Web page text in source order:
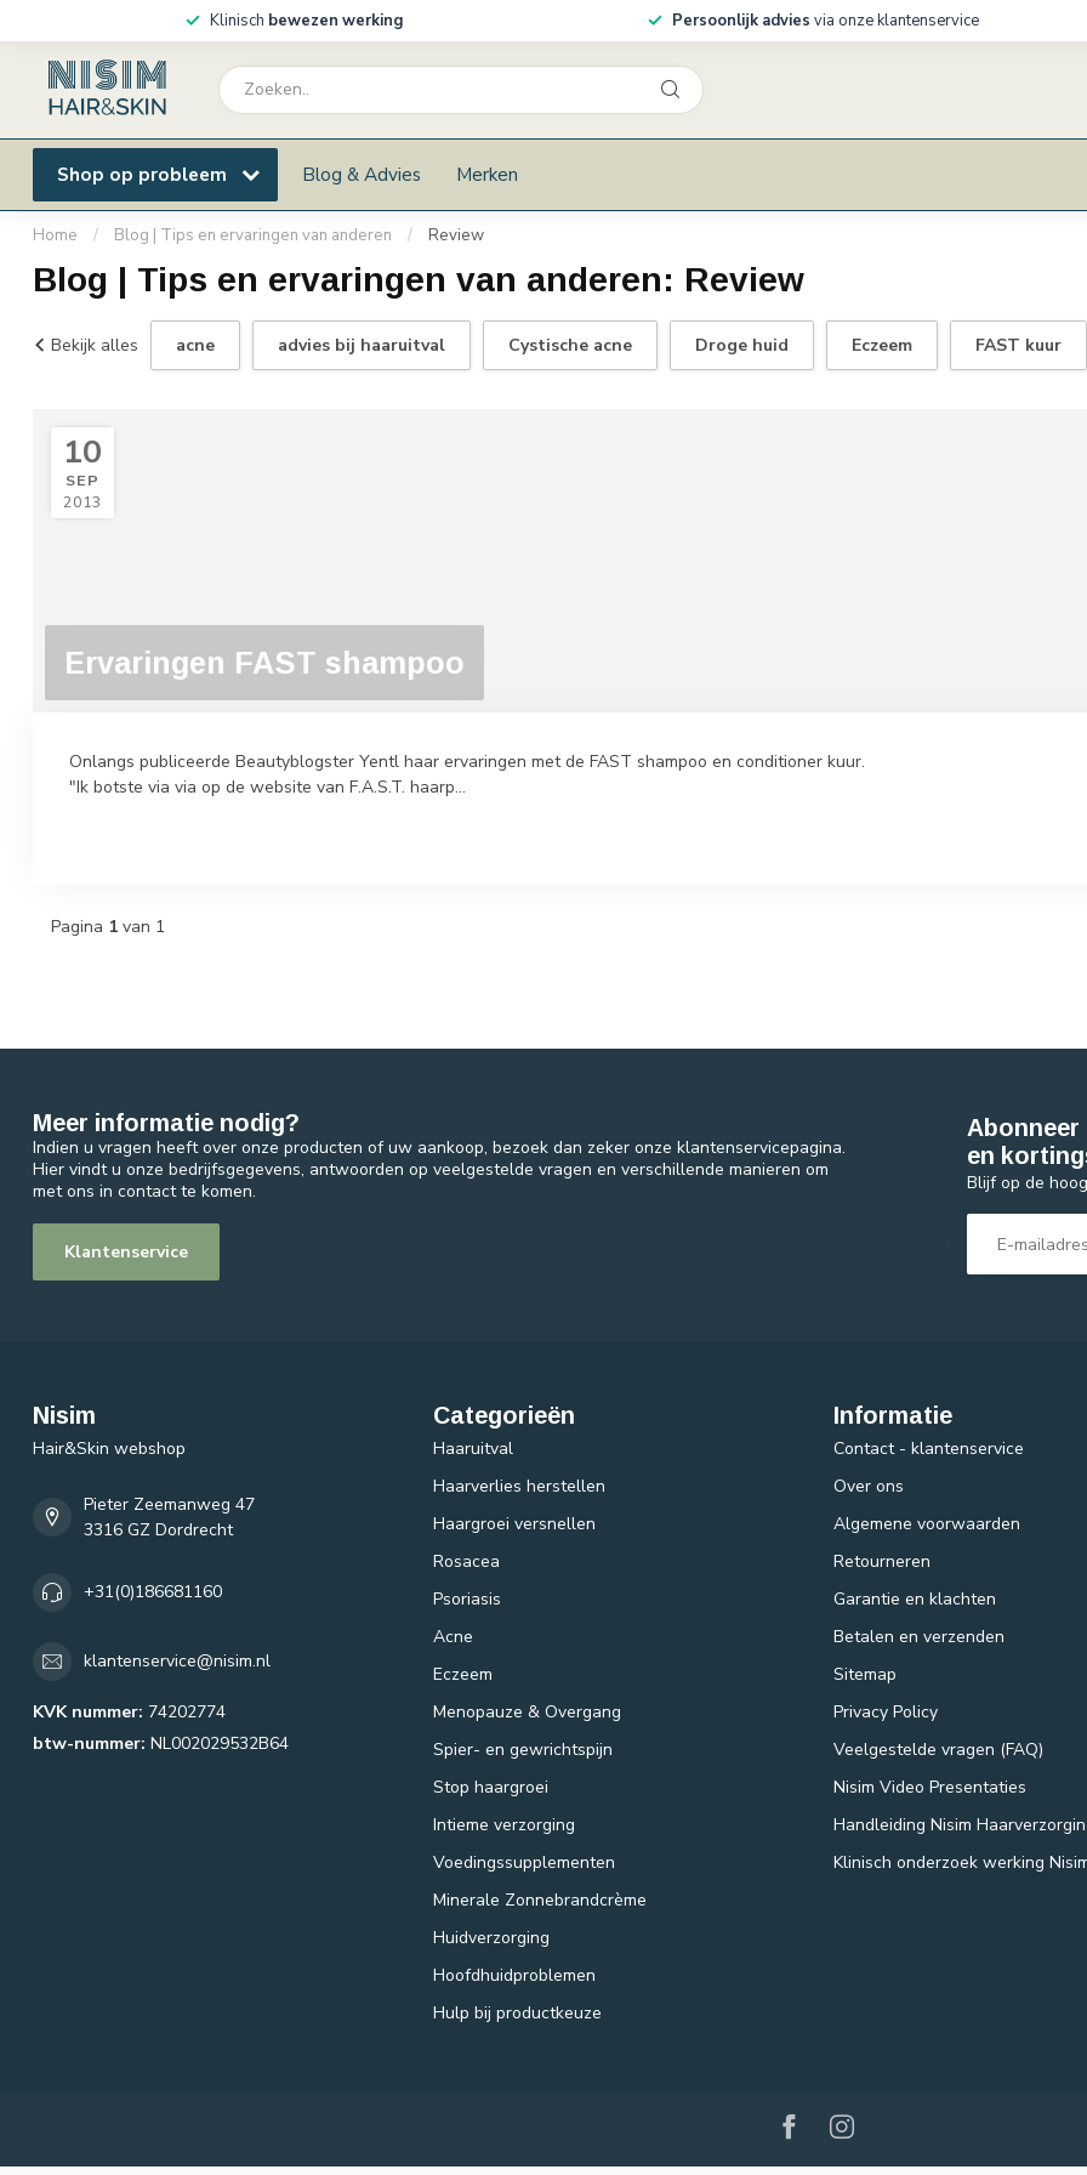
Klinisch bewezen werking Persoonlijk advies via onze klantenservice
Shop op probleem Blog & Advies Merken
Home / Blog | Tips en ervaringen van anderen / Review
Blog | Tips en ervaringen van anderen: Review
Bekijk alles acne advies bij haaruitval Cystische acne Droge huid Eczeem FAST kuur
10
SEP
2013
Ervaringen FAST shampoo
Onlangs publiceerde Beautyblogster Yentl haar ervaringen met de FAST shampoo en conditioner kuur.
"Ik botste via via op de website van F.A.S.T. haarp...
Pagina 1 van 1
Meer informatie nodig?
Indien u vragen heeft over onze producten of uw aankoop, bezoek dan zeker onze klantenservicepagina.
Hier vindt u onze bedrijfsgegevens, antwoorden op veelgestelde vragen en verschillende manieren om
met ons in contact te komen.
Klantenservice
en
Blijf op de
Nisim
Hair&Skin webshop
Pieter Zeemanweg 47
3316 GZ Dordrecht
+31(0)186681160
klantenservice@nisim.nl
KVK nummer: 74202774
btw-nummer: NL002029532B64
Categorieën
Haaruitval
Haarverlies herstellen
Haargroei versnellen
Rosacea
Psoriasis
Acne
Eczeem
Menopauze & Overgang
Spier- en gewrichtspijn
Stop haargroei
Intieme verzorging
Voedingssupplementen
Minerale Zonnebrandcrème
Huidverzorging
Hoofdhuidproblemen
Hulp bij productkeuze
Informatie
Contact - klantenservice
Over ons
Algemene voorwaarden
Retourneren
Garantie en klachten
Betalen en verzenden
Sitemap
Privacy Policy
Veelgestelde vragen (FAQ)
Nisim Video Presentaties
Handleiding Nisim
Klinisch onderzoek werking